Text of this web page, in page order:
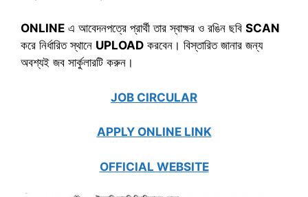
ONLINE এ আবেদনপত্রে প্রার্থী তার স্বাক্ষর ও রঙিন ছবি SCAN
করে নির্ধারিত স্থানে UPLOAD করবেন। বিস্তারিত জানার জন্য
অবশ্যই জব সার্কুলারটি করুন।
JOB CIRCULAR
APPLY ONLINE LINK
OFFICIAL WEBSITE